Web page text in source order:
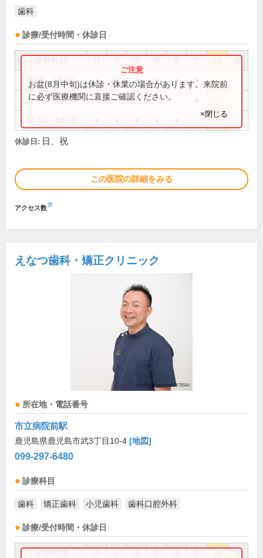
歯科
診療/受付時間・休診日
祝
9:00～13:00 ● ● ● ● ●
14:00～16:30
お盆(8月中旬)は休診・休業の場合があります。来院前
に必ず医療機関に直接ご確認ください。
×閉じる
休診日: 日、祝
この医院の詳細をみる
アクセス数※
えなつ歯科・矯正クリニック
所在地・電話番号
市立病院前駅
鹿児島県鹿児島市武3丁目10-4 [地図]
099-297-6480
診療科目
歯科 矯正歯科 小児歯科 歯科口腔外科
診療/受付時間・休診日
祝